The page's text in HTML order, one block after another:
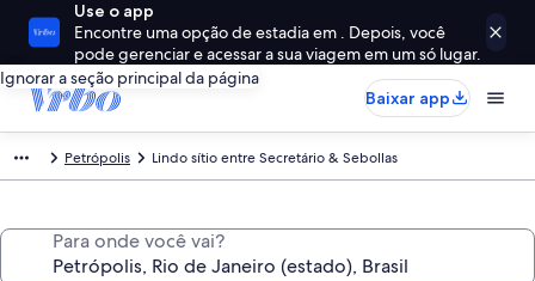
Use o app
Encontre uma opção de estadia em . Depois, você
pode gerenciar e acessar a sua viagem em um só lugar.
Ignorar a seção principal da página
Baixar app
Petrópolis Lindo sítio entre Secretário & Sebollas
Para onde você vai?